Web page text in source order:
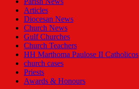
Articles
Diocesan News
Church News
Gulf Churches
Church Teachers
HH Marthoma Paulose II Catholicos
church cases
Priests
Awards & Honours